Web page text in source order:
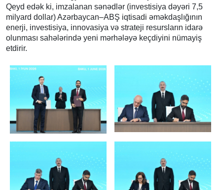
Qeyd edək ki, imzalanan sənədlər (investisiya dəyəri 7,5
milyard dollar) Azərbaycan–ABŞ iqtisadi əməkdaşlığının
enerji, investisiya, innovasiya və strateji resursların idarə
olunması sahələrində yeni mərhələyə keçdiyini nümayiş
etdirir.